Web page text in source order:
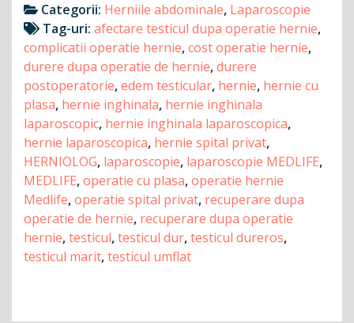
Categorii: Herniile abdominale, Laparoscopie
Tag-uri: afectare testicul dupa operatie hernie,
complicatii operatie hernie,cost operatie hernie,
durere dupa operatie de hernie,durere
postoperatorie,edem testicular, hernie, hernie cu
plasa, hernie inghinala, hernie inghinala
laparoscopic, hernie inghinala laparoscopica,
hernie laparoscopica, hernie spital privat,
HERNIOLOG, laparoscopie, laparoscopie MEDLIFE,
MEDLIFE,operatie cu plasa,operatie hernie
Medlife,operatie spital privat, recuperare dupa
operatie de hernie, recuperare dupa operatie
hernie,testicul,testicul dur,testicul dureros,
testicul marit,testicul umflat